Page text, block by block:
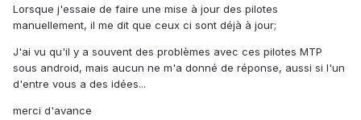
Lorsque j'essaie de faire une mise à jour des pilotes
manuellement, il me dit que ceux ci sont déjà à jour;
J'ai vu qu'il y a souvent des problèmes avec ces pilotes MTP
sous android, mais aucun ne m'a donné de réponse, aussi si l'un
d'entre vous a des idées...
merci d'avance